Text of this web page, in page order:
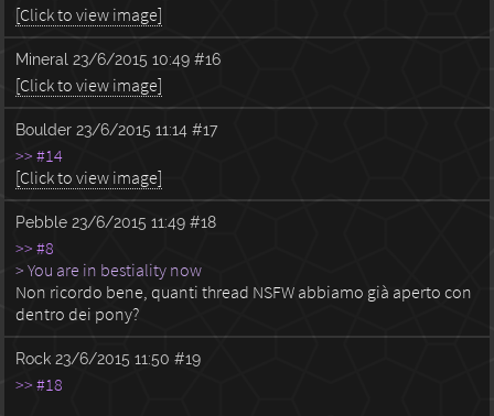
[Click to view image]
Mineral 23/6/2015 10:49 #16
[Click to view image]
Boulder 23/6/2015 11:14 #17
>> #14
[Click to view image]
Pebble 23/6/2015 11:49 #18
>> #8
> You are in bestiality now
Non ricordo bene, quanti thread NSFW abbiamo già aperto con
dentro dei pony?
Rock 23/6/2015 11:50 #19
>> #18